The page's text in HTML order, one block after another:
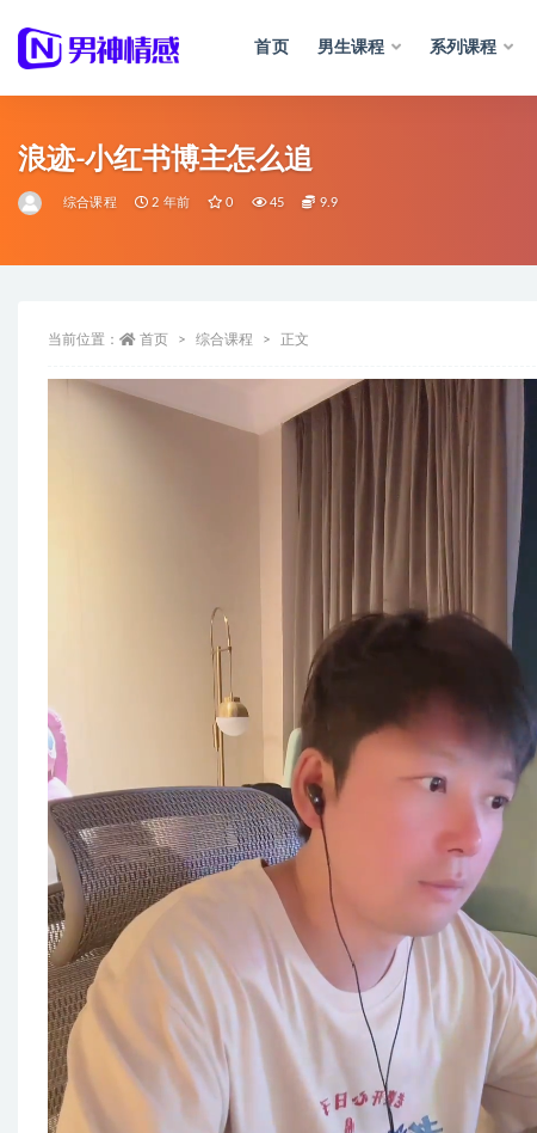
首页 男生课程 系列课程
浪迹-小红书博主怎么追
综合课程 2 年前 0 45 9.9
当前位置： 首页 综合课程 正文